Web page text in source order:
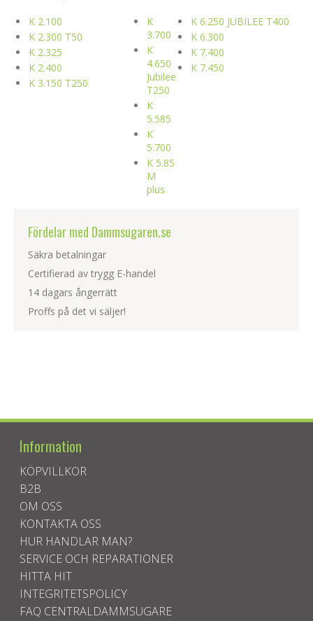
K 2.100
K 2.300 T50
K 2.325
K 2.400
K 3.150 T250
K
3.700
K
4.650
Jubilee
T250
K
5.585
K
5.700
K 5.85
M
plus
K 6.250 JUBILEE T400
K 6.300
K 7.400
K 7.450
Fördelar med Dammsugaren.se
Säkra betalningar
Certifierad av trygg E-handel
14 dagars ångerrätt
Proffs på det vi säljer!
Information
KÖPVILLKOR
B2B
OM OSS
KONTAKTA OSS
HUR HANDLAR MAN?
SERVICE OCH REPARATIONER
HITTA HIT
INTEGRITETSPOLICY
FAQ CENTRALDAMMSUGARE